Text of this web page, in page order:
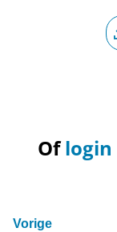
Oflogin
Vorige